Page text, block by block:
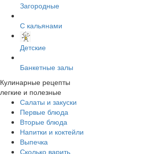
Загородные
С кальянами
Детские
Банкетные залы
Кулинарные рецепты
легкие и полезные
Салаты и закуски
Первые блюда
Вторые блюда
Напитки и коктейли
Выпечка
Сколько варить